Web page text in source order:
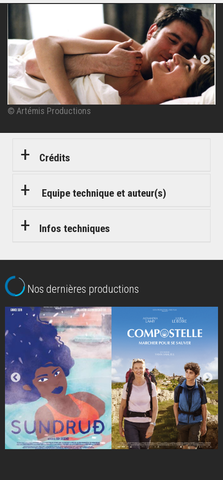
© Artémis Productions
© Artémis Productions
© Artémis Productions
© Artémis Productions
Crédits
Equipe technique et auteur(s)
Infos techniques
Nos dernières productions